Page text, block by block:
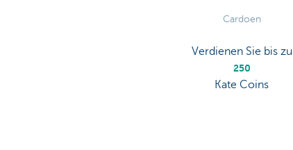
Cardoen
Verdienen Sie bis zu
250
Kate Coins